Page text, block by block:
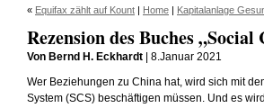
« Equifax zählt auf Kount | Home | Kapitalanlage
Rezension des Buches
Von Bernd H. Eckhardt | 8.Januar 2021
Wer Beziehungen zu China hat, wird sich mit
System (SCS) beschäftigen müssen. Und es